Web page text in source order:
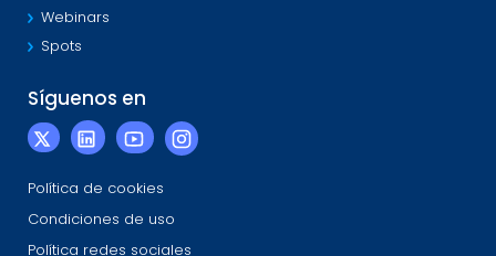
Webinars
Spots
Síguenos en
Política de cookies
Condiciones de uso
Política redes sociales